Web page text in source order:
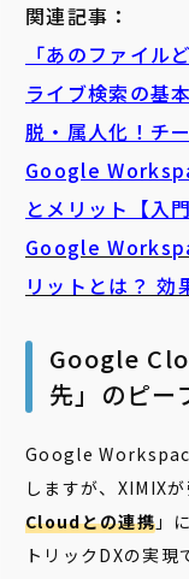
関連記事：
「あのファイ
ライブ検索の基
脱・属人化！チ
Google
とメリット【入門
Google
リットとは？ 効
Google
先」のピー
Google
しますが、XIMIX
Cloudとの連携」
トリックDXの実現